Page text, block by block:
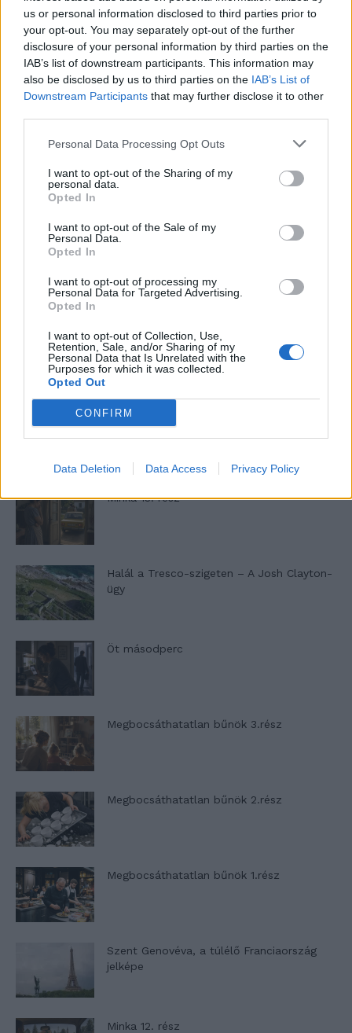
us or personal information disclosed to third parties prior to
your opt-out. You may separately opt-out of the further
disclosure of your personal information by third parties on the
IAB’s list of downstream participants. This information may
also be disclosed by us to third parties on the IAB’s List of
Downstream Participants that may further disclose it to other
Personal Data Processing Opt Outs
I want to opt-out of the Sharing of my
personal data.
Opted In
I want to opt-out of the Sale of my
Personal Data.
Opted In
I want to opt-out of processing my
Personal Data for Targeted Advertising.
Opted In
I want to opt-out of Collection, Use,
Retention, Sale, and/or Sharing of my
Personal Data that Is Unrelated with the
Purposes for which it was collected.
Opted Out
CONFIRM
Data Deletion Data Access Privacy Policy
Bivalytej és vino rosso 10.rész
Huszár Zsuzsa
46,301 Rajongók TETSZIK
LEGFRISSEBB
Minka 14. rész
Minka 13. rész
Halál a Tresco-szigeten – A Josh Clayton-
ügy
Öt másodperc
Megbocsáthatatlan bűnök 3.rész
Megbocsáthatatlan bűnök 2.rész
Megbocsáthatatlan bűnök 1.rész
Szent Genovéva, a túlélő Franciaország
jelképe
Minka 12. rész